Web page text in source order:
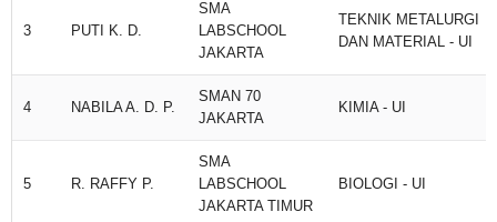
3 PUTI K. D.
SMA
LABSCHOOL
JAKARTA
TEKNIK METALURGI
DAN MATERIAL - UI
4 NABILA A. D. P.
SMAN 70
JAKARTA
KIMIA - UI
5 R. RAFFY P.
SMA
LABSCHOOL
JAKARTA TIMUR
BIOLOGI - UI